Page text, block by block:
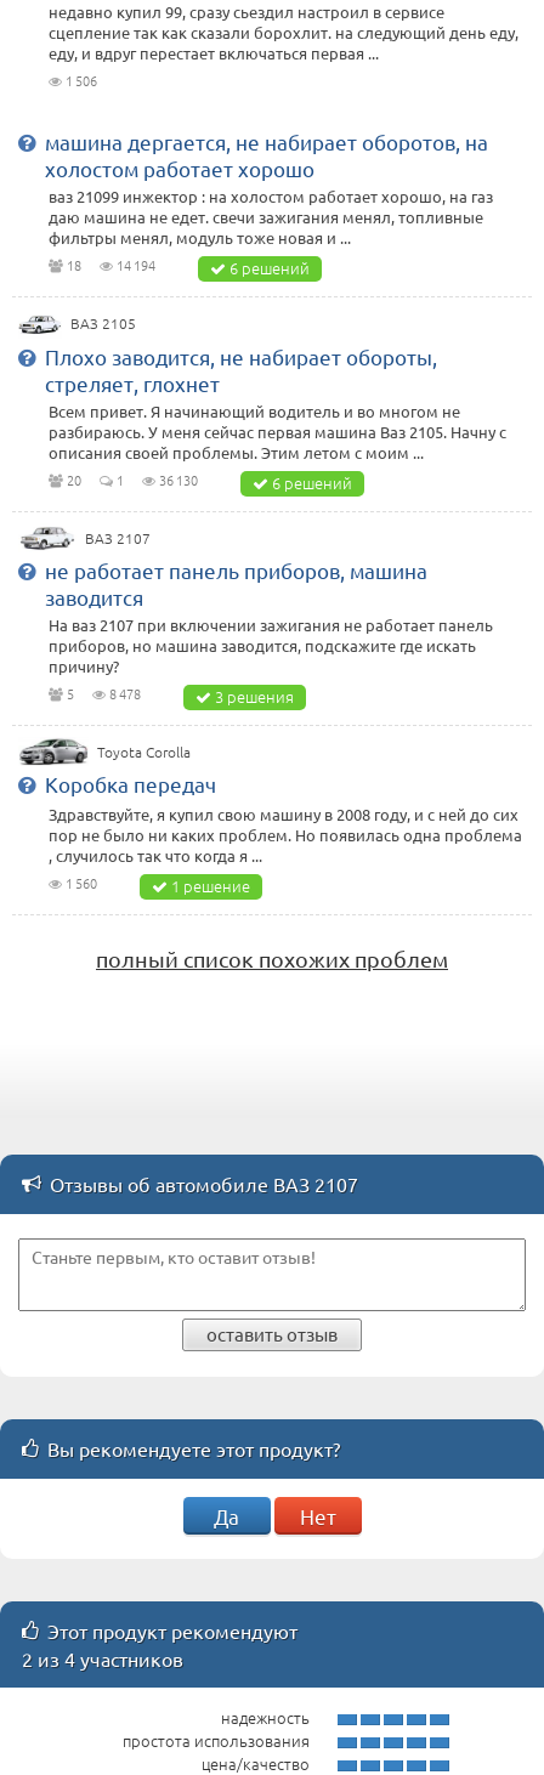
недавно купил 99, сразу сьездил настроил в сервисе
сцепление так как сказали борохлит. на следующий день еду,
еду, и вдруг перестает включаться первая ...
1 506
машина дергается, не набирает оборотов, на
холостом работает хорошо
ваз 21099 инжектор : на холостом работает хорошо, на газ
даю машина не едет. свечи зажигания менял, топливные
фильтры менял, модуль тоже новая и ...
18 14 194 6 решений
ВАЗ 2105
Плохо заводится, не набирает обороты,
стреляет, глохнет
Всем привет. Я начинающий водитель и во многом не
разбираюсь. У меня сейчас первая машина Ваз 2105. Начну с
описания своей проблемы. Этим летом с моим ...
20 1 36 130 6 решений
ВАЗ 2107
не работает панель приборов, машина
заводится
На ваз 2107 при включении зажигания не работает панель
приборов, но машина заводится, подскажите где искать
причину?
5 8 478 3 решения
Toyota Corolla
Коробка передач
Здравствуйте, я купил свою машину в 2008 году, и с ней до сих
пор не было ни каких проблем. Но появилась одна проблема
, случилось так что когда я ...
1 560 1 решение
полный список похожих проблем
Отзывы об автомобиле ВАЗ 2107
оставить отзыв
Вы рекомендуете этот продукт?
Да Нет
Этот продукт рекомендуют
2 из 4 участников
надежность
простота использования
цена/качество